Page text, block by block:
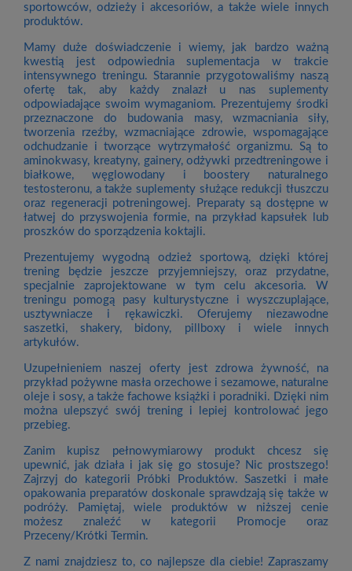
sportowców, odzieży i akcesoriów, a także wiele innych
produktów.
Mamy duże doświadczenie i wiemy, jak bardzo ważną
kwestią jest odpowiednia suplementacja w trakcie
intensywnego treningu. Starannie przygotowaliśmy naszą
ofertę tak, aby każdy znalazł u nas suplementy
odpowiadające swoim wymaganiom. Prezentujemy środki
przeznaczone do budowania masy, wzmacniania siły,
tworzenia rzeźby, wzmacniające zdrowie, wspomagające
odchudzanie i tworzące wytrzymałość organizmu. Są to
aminokwasy, kreatyny, gainery, odżywki przedtreningowe i
białkowe, węglowodany i boostery naturalnego
testosteronu, a także suplementy służące redukcji tłuszczu
oraz regeneracji potreningowej. Preparaty są dostępne w
łatwej do przyswojenia formie, na przykład kapsułek lub
proszków do sporządzenia koktajli.
Prezentujemy wygodną odzież sportową, dzięki której
trening będzie jeszcze przyjemniejszy, oraz przydatne,
specjalnie zaprojektowane w tym celu akcesoria. W
treningu pomogą pasy kulturystyczne i wyszczuplające,
usztywniacze i rękawiczki. Oferujemy niezawodne
saszetki, shakery, bidony, pillboxy i wiele innych
artykułów.
Uzupełnieniem naszej oferty jest zdrowa żywność, na
przykład pożywne masła orzechowe i sezamowe, naturalne
oleje i sosy, a także fachowe książki i poradniki. Dzięki nim
można ulepszyć swój trening i lepiej kontrolować jego
przebieg.
Zanim kupisz pełnowymiarowy produkt chcesz się
upewnić, jak działa i jak się go stosuje? Nic prostszego!
Zajrzyj do kategorii Próbki Produktów. Saszetki i małe
opakowania preparatów doskonale sprawdzają się także w
podróży. Pamiętaj, wiele produktów w niższej cenie
możesz znaleźć w kategorii Promocje oraz
Przeceny/Krótki Termin.
Z nami znajdziesz to, co najlepsze dla ciebie! Zapraszamy